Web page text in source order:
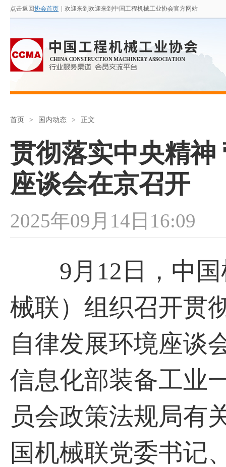
点击返回协会首页 欢迎来到欢迎来到中国工程机械工业协会官方网站
首页 > 国内动态 > 正文
贯彻落实中央精
座谈会在京召开
2025年09月14日16:09
9月12日，中国
械联）组织召开贯
自律发展环境座谈
信息化部装备工业
员会政策法规局有
国机械联党委书记